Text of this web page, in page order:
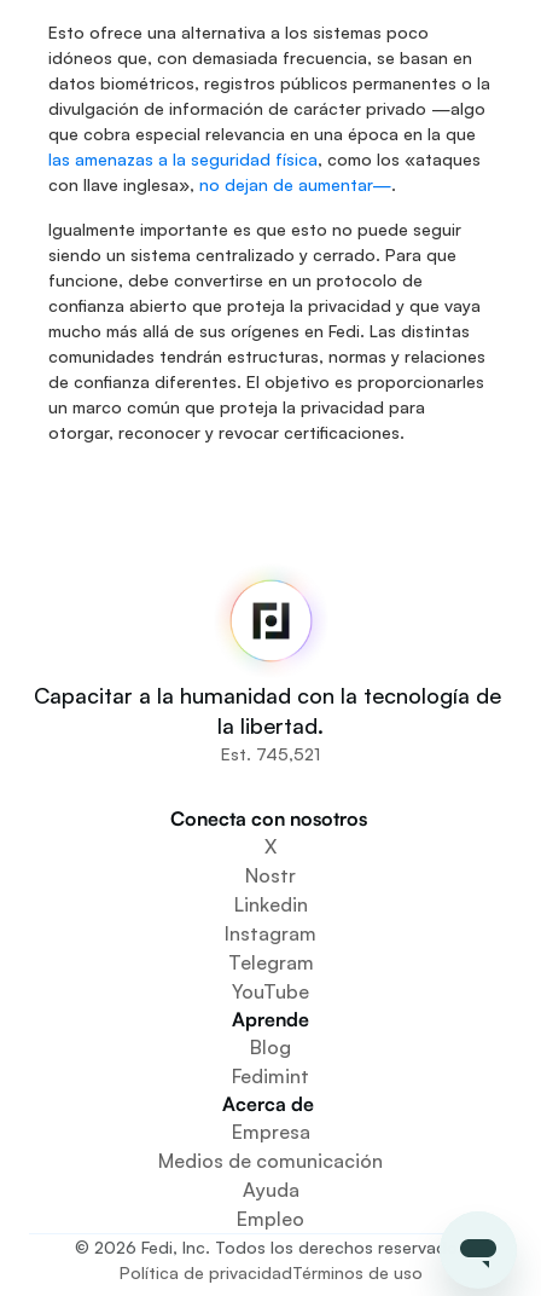
Esto ofrece una alternativa a los sistemas poco
idóneos que, con demasiada frecuencia, se basan en
datos biométricos, registros públicos permanentes o la
divulgación de información de carácter privado —algo
las amenazas a la seguridad física, como los «ataques
con llave inglesa», no dejan de aumentar—.
Igualmente importante es que esto no puede seguir
siendo un sistema centralizado y cerrado. Para que
funcione, debe convertirse en un protocolo de
confianza abierto que proteja la privacidad y que vaya
mucho más allá de sus orígenes en Fedi. Las distintas
comunidades tendrán estructuras, normas y relaciones
de confianza diferentes. El objetivo es proporcionarles
un marco común que proteja la privacidad para
otorgar, reconocer y revocar certificaciones.
Inicio
Noticias
Código fuente
Fedi For
Tú
Comunidades
Organizaciones
Descargar la aplicación
Crear un espacio comunitario
Crear un servicio de monedero
Servicio de configuración de la federación
Explora las miniaplicaciones
Capacitar a la humanidad con la tecnología de
la libertad.
Est. 745,521
Conecta con nosotros
X
Nostr
Linkedin
Instagram
Telegram
YouTube
Aprende
Blog
Fedimint
Acerca de
Empresa
Medios de comunicación
Ayuda
Empleo
© 2026 Fedi, Inc. Todos los derechos reservados
Política de privacidadTérminos de uso